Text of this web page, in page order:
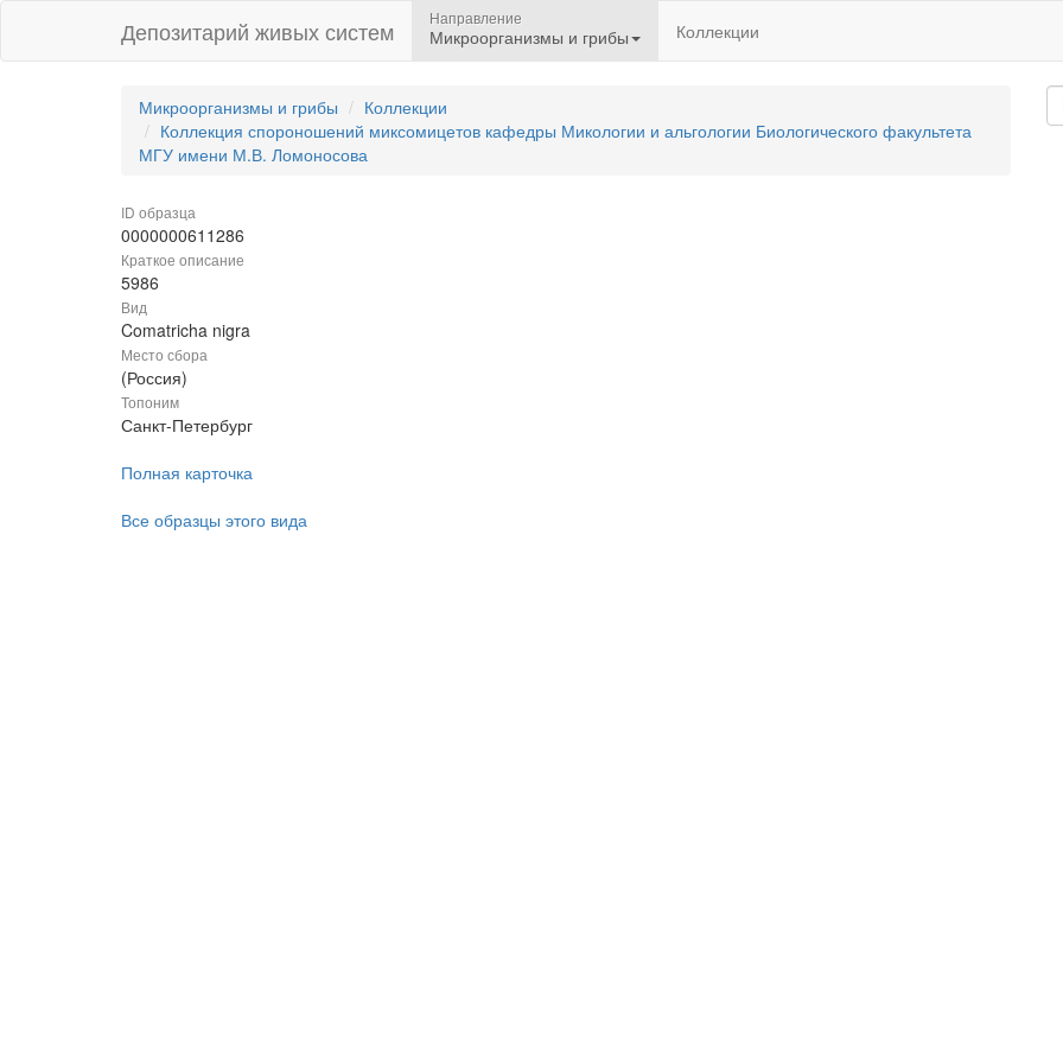
Депозитарий живых систем Направление
Микроорганизмы и грибы Коллекции
Микроорганизмы и грибы
Коллекции
Коллекция спороношений миксомицетов кафедры Микологии и альгологии Биологического факультета
МГУ имени М.В. Ломоносова
ID образца
0000000611286
Краткое описание
5986
Вид
Comatricha nigra
Место сбора
(Россия)
Топоним
Санкт-Петербург
Полная карточка
Все образцы этого вида